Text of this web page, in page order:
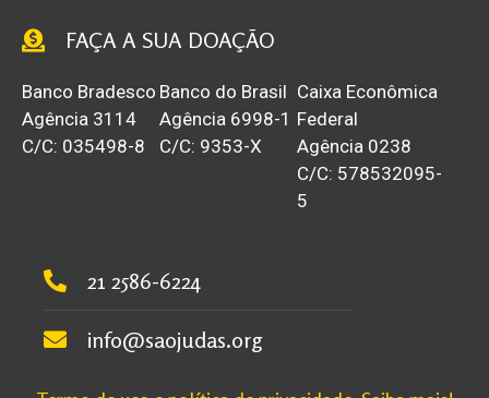
FAÇA A SUA DOAÇÃO
Banco Bradesco
Agência 3114
C/C: 035498-8
Banco do Brasil
Agência 6998-1
C/C: 9353-X
Caixa Econômica
Federal
Agência 0238
C/C: 578532095-
5
21 2586-6224
info@saojudas.org